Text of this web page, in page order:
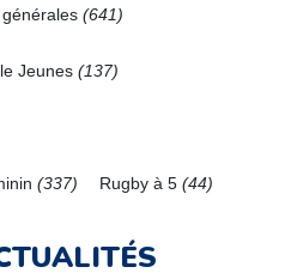
(641)
Jeunes (137)
(337) Rugby à 5 (44)